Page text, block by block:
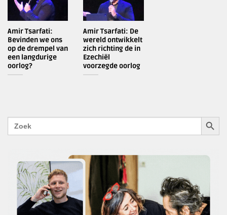
Amir Tsarfati:
Bevinden we ons
op de drempel van
een langdurige
oorlog?
Amir Tsarfati: De
wereld ontwikkelt
zich richting de in
Ezechiël
voorzegde oorlog
Zoek
naar: